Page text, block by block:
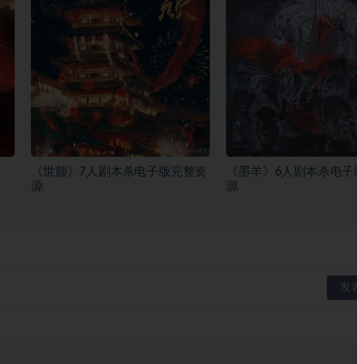
《世颜》7人剧本杀电子版完整资
源
《墨羊》6人剧本杀电
源